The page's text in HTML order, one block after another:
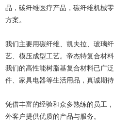
品，碳纤维医疗产品，碳纤维机械
方案。
我们主要用碳纤维、凯夫拉、玻璃
艺、模压成型工艺。帝杰特复合材
我们的高性能树脂基复合材料已广
件、家具电器等生活用品，真诚期
凭借丰富的经验和众多熟练的员工
外客户提供优质的产品与服务。